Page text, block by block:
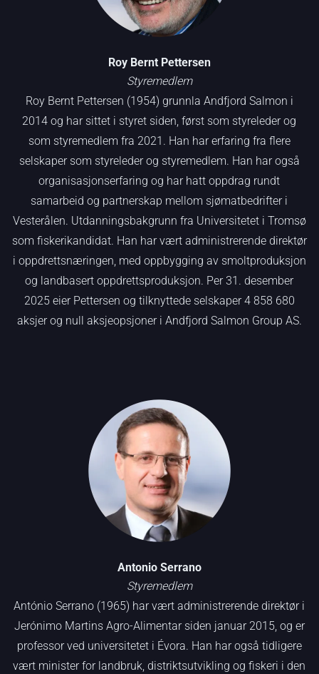
Roy Bernt Pettersen
Styremedlem
Roy Bernt Pettersen (1954) grunnla Andfjord Salmon i
2014 og har sittet i styret siden, først som styreleder og
som styremedlem fra 2021. Han har erfaring fra flere
selskaper som styreleder og styremedlem. Han har også
organisasjonserfaring og har hatt oppdrag rundt
samarbeid og partnerskap mellom sjømatbedrifter i
Vesterålen. Utdanningsbakgrunn fra Universitetet i Tromsø
som fiskerikandidat. Han har vært administrerende direktør
i oppdrettsnæringen, med oppbygging av smoltproduksjon
og landbasert oppdrettsproduksjon. Per 31. desember
2025 eier Pettersen og tilknyttede selskaper 4 858 680
aksjer og null aksjeopsjoner i Andfjord Salmon Group AS.
Antonio Serrano
Styremedlem
António Serrano (1965) har vært administrerende direktør i
Jerónimo Martins Agro-Alimentar siden januar 2015, og er
professor ved universitetet i Évora. Han har også tidligere
vært minister for landbruk, distriktsutvikling og fiskeri i den